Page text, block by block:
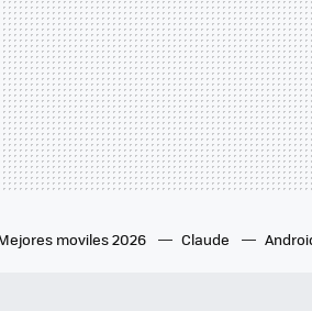
moviles 2026 Claude